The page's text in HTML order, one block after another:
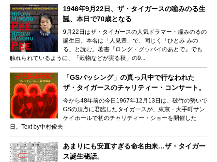
1946年9月22日、ザ・タイガースの瞳みのる生
誕、本日で70歳となる
9月22日はザ・タイガースの人気ドラマー・瞳みのるの
誕生日。本名は「人見豊」で、同じく「ひとみ みの
る」と読む。著書『ロング・グッバイのあとで』でも
触れられているように、「穀物などが実る秋」の9...
「GSバッシング」の真っ只中で行なわれた
ザ・タイガースのチャリティー・コンサート。
今から48年前の今日1967年12月13日は、破竹の勢いで
GSの頂点に君臨したタイガースが、東京・大手町サン
ケイホールで初のチャリティー・ショーを開催した
日。Text by中村俊夫
あまりにも安直すぎる命名由来…ザ・タイガー
ス誕生秘話。